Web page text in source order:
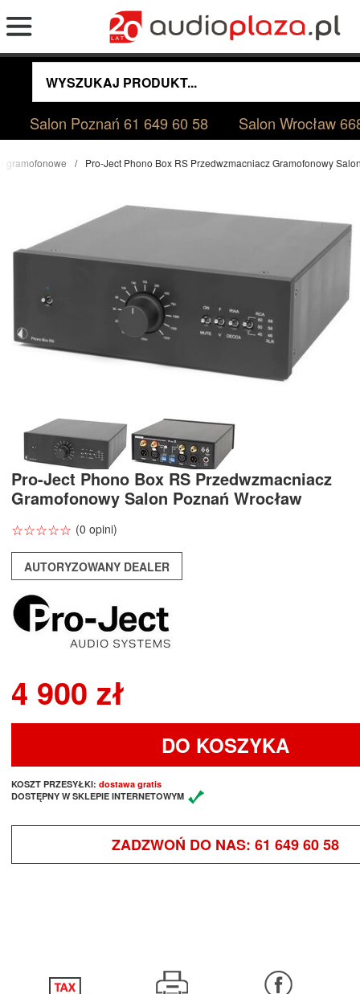
Salon Poznań61 649 60 58 Salon Wrocław
gramofonowe Pro-Ject Phono Box RS Przedwzmacniacz Gramofonowy
Pro-Ject Phono Box RS Przedwzmacniacz
Gramofonowy Salon Poznań Wrocław
☆☆☆☆☆
★★★★★ (0 opini)
AUTORYZOWANY DEALER
4 900 zł
DO KOSZYKA
KOSZT PRZESYŁKI: dostawa gratis
DOSTĘPNY W SKLEPIE INTERNETOWYM
ZADZWOŃ DO NAS: 61 649 60 58